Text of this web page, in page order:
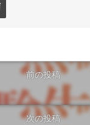
る
前の投稿
次の投稿